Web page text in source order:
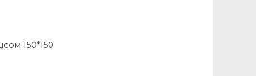
150*150